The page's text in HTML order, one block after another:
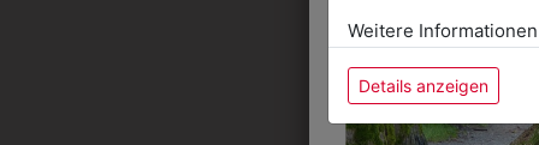
Weitere
Details anzeigen